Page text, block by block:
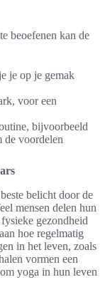
beoefenen kan de
je op je gemak
voor een
bijvoorbeeld
de voordelen
belicht door de
mensen delen hun
gezondheid
hoe regelmatig
in het leven, zoals
vormen een
yoga in hun leven